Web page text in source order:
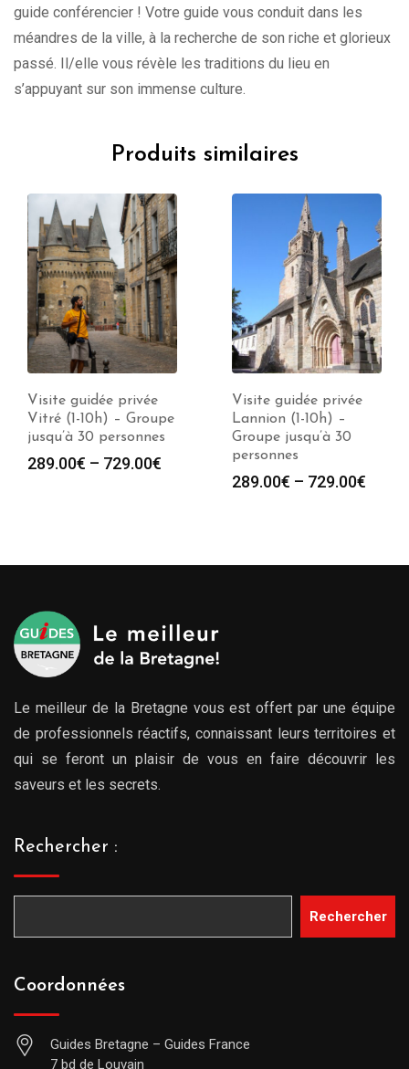
guide conférencier ! Votre guide vous conduit dans les
méandres de la ville, à la recherche de son riche et glorieux
passé. Il/elle vous révèle les traditions du lieu en
s’appuyant sur son immense culture.
Produits similaires
Visite guidée privée
Vitré (1-10h) – Groupe
jusqu’à 30 personnes
289.00€ – 729.00€
Visite guidée privée
Lannion (1-10h) –
Groupe jusqu’à 30
personnes
289.00€ – 729.00€
Le meilleur de la Bretagne vous est offert par une équipe
de professionnels réactifs, connaissant leurs territoires et
qui se feront un plaisir de vous en faire découvrir les
saveurs et les secrets.
Rechercher :
Rechercher
Coordonnées
Guides Bretagne – Guides France
7 bd de Louvain